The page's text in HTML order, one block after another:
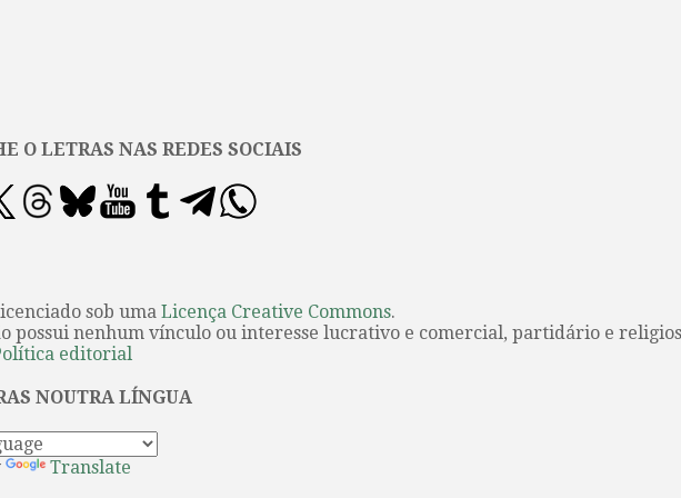
O LETRAS NAS REDES SOCIAIS
sob uma Licença Creative Commons.
possui nenhum vínculo ou interesse lucrativo e comercial, partidário e
editorial
NOUTRA LÍNGUA
Translate